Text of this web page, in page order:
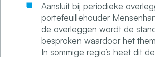
Aansluit bij periodieke
portefeuillehouder
de overleggen wordt de
besproken waardoor het
In sommige regio’s heet dit